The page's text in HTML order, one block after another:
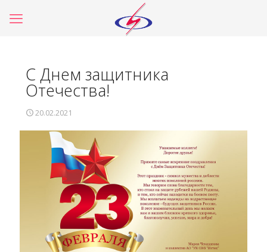
С Днем защитника
Отечества!
20.02.2021